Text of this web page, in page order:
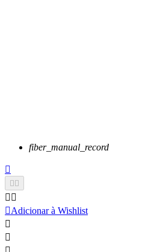
fiber_manual_record


 
Adicionar à Wishlist

